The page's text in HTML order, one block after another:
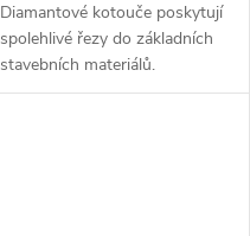
Diamantové kotouče poskytují
spolehlivé řezy do základních
stavebních materiálů.